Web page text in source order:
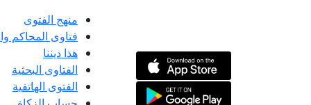
منهج الفتوى
فتاوى المحاكم
هذا ديننا
الفتاوى البحثية
الفتوى الهاتفية